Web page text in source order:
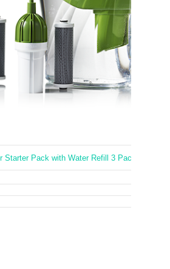
Starter Pack with Water Refill 3 Pack